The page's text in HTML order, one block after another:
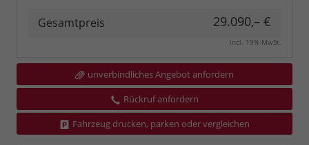
Gesamtpreis 29.090,– €
incl. 19% MwSt.
unverbindliches Angebot anfordern
Rückruf anfordern
Fahrzeug drucken, parken oder vergleichen